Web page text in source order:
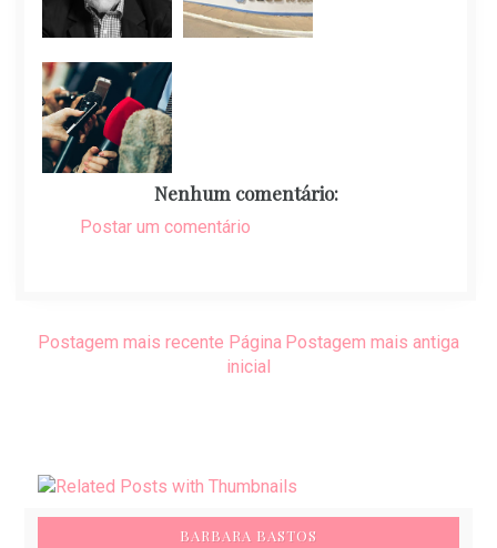
Nenhum comentário:
Postar um comentário
Postagem mais recente Postagem mais antiga
Página
inicial
BARBARA BASTOS